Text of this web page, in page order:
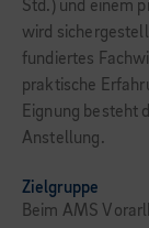
Std.) und einem
wird
fundiertes
praktische
Eignung besteht
Anstellung.
Zielgruppe
Beim AMS